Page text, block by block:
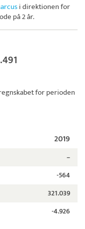
i direktionen for
på 2 år.
for perioden
2019
–
-564
321.039
-4.926